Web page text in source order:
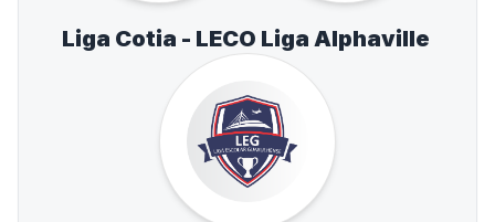
Liga Cotia - LECO Liga Alphaville